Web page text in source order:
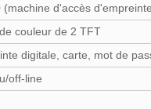
(machine d'accès
couleur de 2 TFT
digitale, carte, mot de
off-line